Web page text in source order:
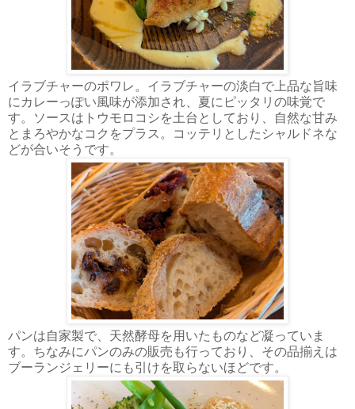
イラブチャーのポワレ。イラブチャーの淡白で上品な旨味
にカレーっぽい風味が添加され、夏にピッタリの味覚で
す。ソースはトウモロコシを土台としており、自然な甘み
とまろやかなコクをプラス。コッテリとしたシャルドネな
どが合いそうです。
パンは自家製で、天然酵母を用いたものなど凝っていま
す。ちなみにパンのみの販売も行っており、その品揃えは
ブーランジェリーにも引けを取らないほどです。